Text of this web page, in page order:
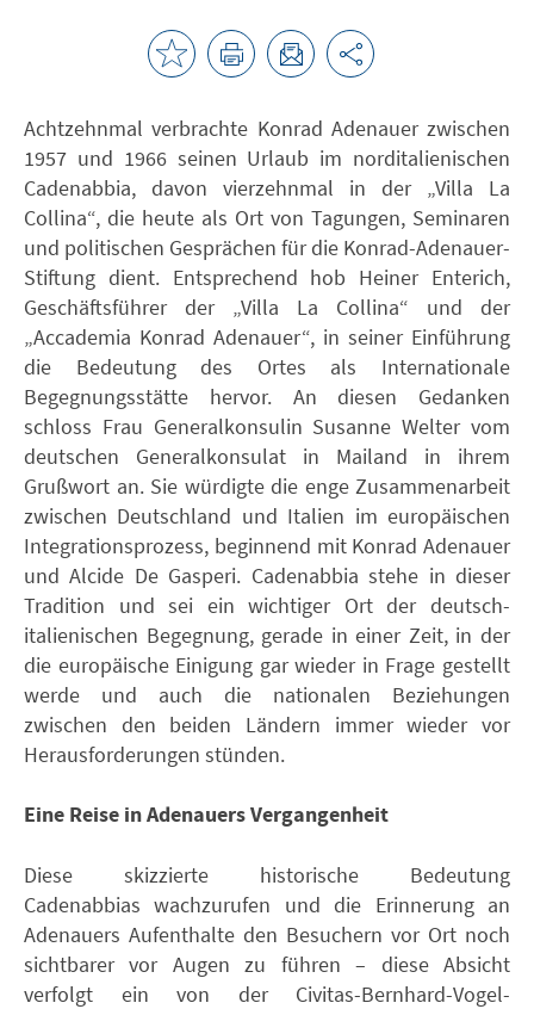
Achtzehnmal verbrachte Konrad Adenauer zwischen
1957 und 1966 seinen Urlaub im norditalienischen
Cadenabbia, davon vierzehnmal in der „Villa La
Collina“, die heute als Ort von Tagungen, Seminaren
und politischen Gesprächen für die Konrad-Adenauer-
Stiftung dient. Entsprechend hob Heiner Enterich,
Geschäftsführer der „Villa La Collina“ und der
„Accademia Konrad Adenauer“, in seiner Einführung
die Bedeutung des Ortes als Internationale
Begegnungsstätte hervor. An diesen Gedanken
schloss Frau Generalkonsulin Susanne Welter vom
deutschen Generalkonsulat in Mailand in ihrem
Grußwort an. Sie würdigte die enge Zusammenarbeit
zwischen Deutschland und Italien im europäischen
Integrationsprozess, beginnend mit Konrad Adenauer
und Alcide De Gasperi. Cadenabbia stehe in dieser
Tradition und sei ein wichtiger Ort der deutsch-
italienischen Begegnung, gerade in einer Zeit, in der
die europäische Einigung gar wieder in Frage gestellt
werde und auch die nationalen Beziehungen
zwischen den beiden Ländern immer wieder vor
Herausforderungen stünden.
Eine Reise in Adenauers Vergangenheit
Diese skizzierte historische Bedeutung
Cadenabbias wachzurufen und die Erinnerung an
Adenauers Aufenthalte den Besuchern vor Ort noch
sichtbarer vor Augen zu führen – diese Absicht
verfolgt ein von der Civitas-Bernhard-Vogel-